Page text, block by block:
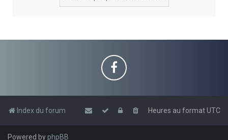
Index du forum Heures au formatUTC
Powered byphpBB